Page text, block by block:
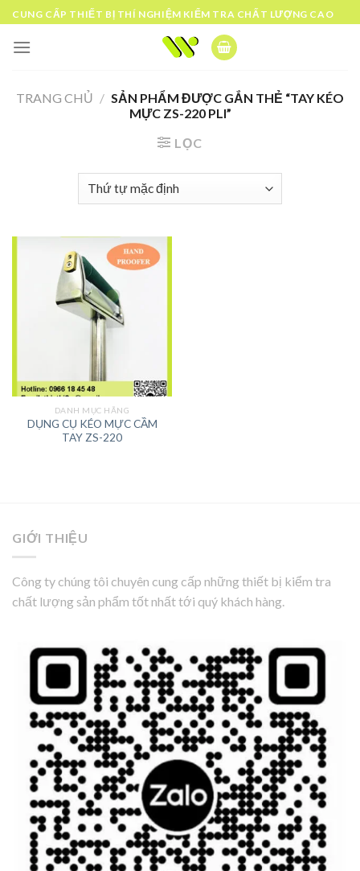
Skip
to
content
CUNG CẤP THIẾT BỊ THÍ NGHIỆM KIỂM TRA CHẤT LƯỢNG CAO
TRANG CHỦ / SẢN PHẨM ĐƯỢC GẮN THẺ “TAY KÉO
MỰC ZS-220 PLI”
LỌC
DANH MỤC HÃNG
DỤNG CỤ KÉO MỰC CẦM
TAY ZS-220
GIỚI THIỆU
Công ty chúng tôi chuyên cung cấp những thiết bị kiểm tra
chất lượng sản phẩm tốt nhất tới quý khách hàng.